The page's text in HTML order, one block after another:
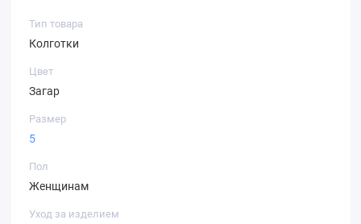
Тип товара
Колготки
Цвет
Загар
Размер
5
Пол
Женщинам
Уход за изделием